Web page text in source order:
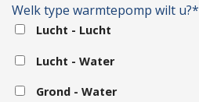
Welk type warmtepomp wilt u?*
Lucht - Lucht
Lucht - Water
Grond - Water